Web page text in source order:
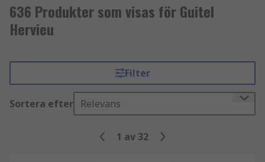
636 Produkter som visas för Guitel
Hervieu
Filter
Sortera efter Relevans
1 av 32